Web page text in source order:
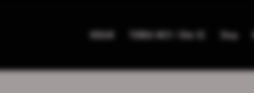
HOGAR TIENDA MC9 / Elite SC Shop